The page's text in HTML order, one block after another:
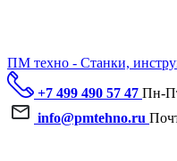
ПМ техно - Станки,
+7 499 490 57 47 Пн-
info@pmtehno.ru